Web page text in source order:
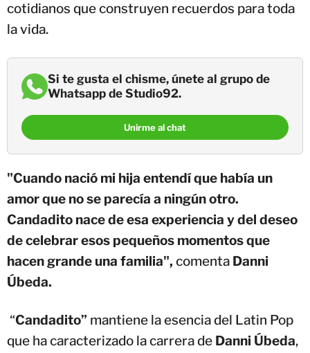
cotidianos que construyen recuerdos para toda
la vida.
Si te gusta el chisme, únete al grupo de
Whatsapp de Studio92.
Unirme al chat
"Cuando nació mi hija entendí que había un
amor que no se parecía a ningún otro.
Candadito nace de esa experiencia y del deseo
de celebrar esos pequeños momentos que
hacen grande una familia", comenta Danni
Úbeda.
“Candadito” mantiene la esencia del Latin Pop
que ha caracterizado la carrera de Danni Úbeda,